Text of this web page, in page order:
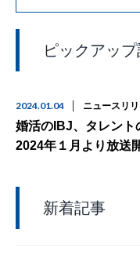
ピックアッ
2024.01.04 ニュースリ
婚活のIBJ、タレント
2024年１月より放送
新着記事